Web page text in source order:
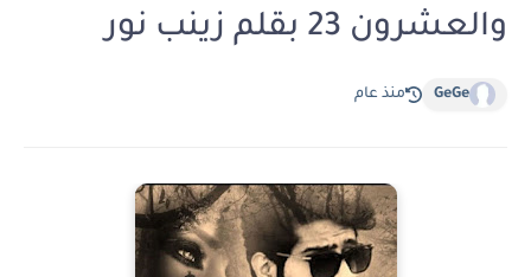
والعشرون 23 بقلم زينب نور
GeGe منذ عام